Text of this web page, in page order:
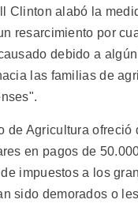
Clinton alabó la
resarcimiento por
debido a
las familias de
de Agricultura ofreció
en pagos de
impuestos a los
sido demorados o